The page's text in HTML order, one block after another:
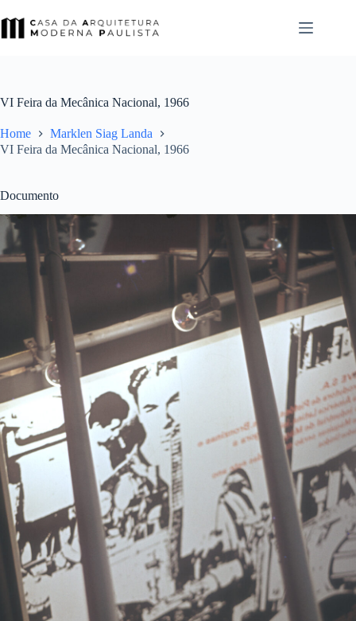
para
VI Feira da Mecânica Nacional, 1966
Home
Marklen Siag Landa
VI Feira da Mecânica Nacional, 1966
Documento